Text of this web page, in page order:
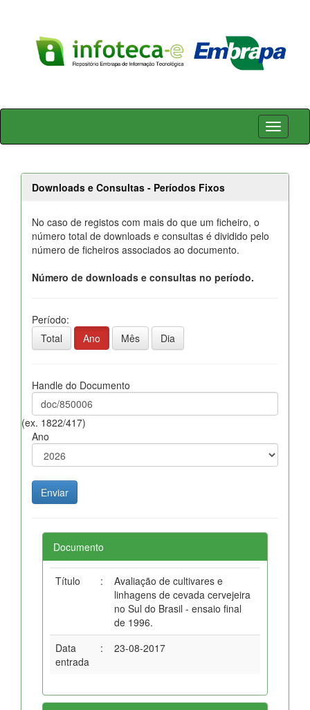
Skip
Downloads e Consultas - Períodos Fixos
No caso de registos com mais do que um ficheiro, o
número total de downloads e consultas é dividido pelo
número de ficheiros associados ao documento.
Número de downloads e consultas no período.
Período:
Total
Ano Mês Dia
Handle do Documento
(ex. 1822/417)
Ano
Documento
Título :
Avaliação de cultivares e
linhagens de cevada cervejeira
no Sul do Brasil - ensaio final
de 1996.
Data
entrada
: 23-08-2017